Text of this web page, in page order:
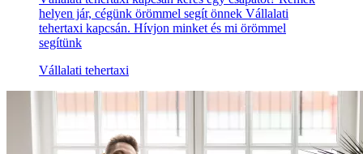
helyen jár, cégünk örömmel segít önnek Vállalati
tehertaxi kapcsán. Hívjon minket és mi örömmel
segítünk
Vállalati tehertaxi